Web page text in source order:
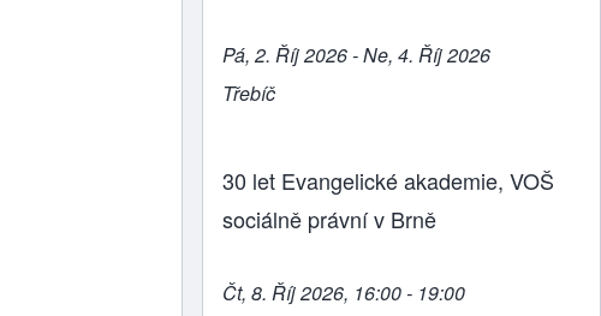
Pá, 2. Říj 2026 - Ne, 4. Říj 2026
Třebíč
30 let Evangelické akademie, VOŠ
sociálně právní v Brně
Čt, 8. Říj 2026, 16:00 - 19:00